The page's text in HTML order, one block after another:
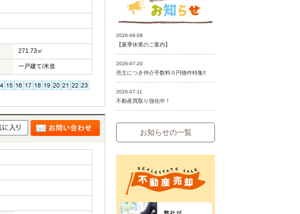
271.73㎡
一戸建て/木造
お知らせの一覧